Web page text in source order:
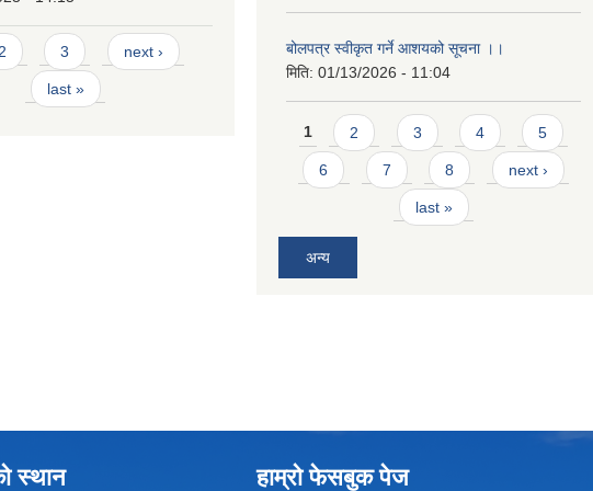
2 3 next ›
last »
बोलपत्र स्वीकृत गर्ने आशयको सूचना ।।
मिति: 01/13/2026 - 11:04
Pages
1 2 3 4 5
6 7 8 next ›
last »
अन्य
स्थान हाम्रो फेसबुक पेज